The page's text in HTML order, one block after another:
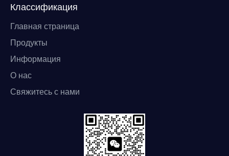
Классификация
Главная страница
Продукты
Информация
О нас
Свяжитесь с нами